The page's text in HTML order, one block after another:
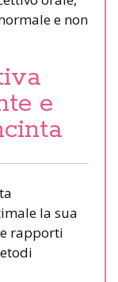
e non
e
la sua
rapporti